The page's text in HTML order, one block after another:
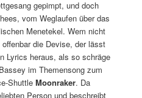
gepimpt, und doch
vom Weglaufen über das
Menetekel. Wem nicht
die Devise, der lässt
Lyrics heraus, als so schräge
im Themensong zum
ShuttleMoonraker. Da
Person und beschreibt